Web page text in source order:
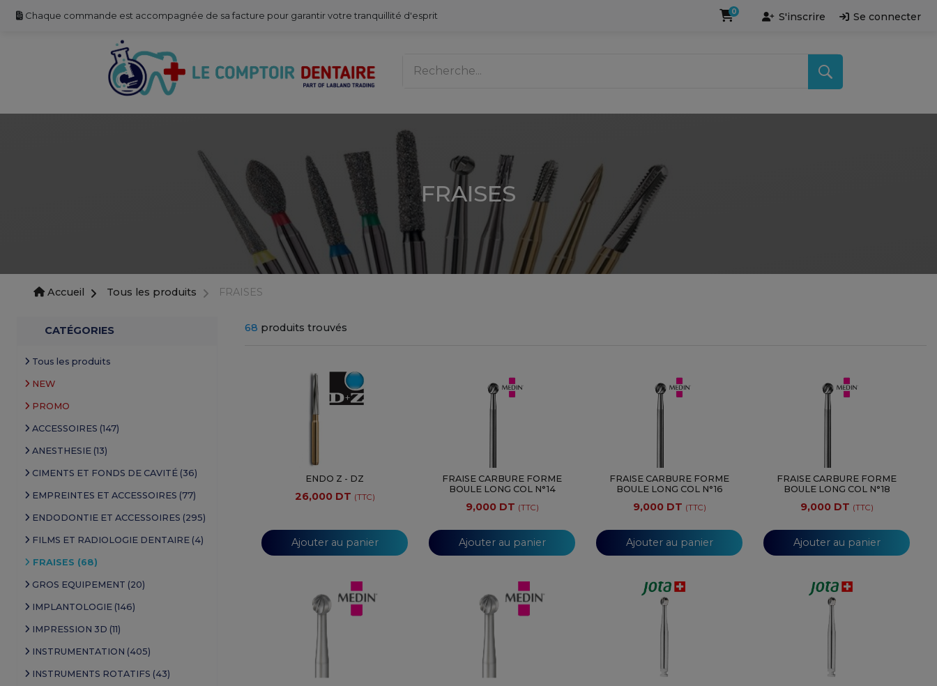
Chaque commande est accompagnée de sa facture pour garantir votre tranquillité d'esprit 0 S'inscrire Se connecter
FRAISES
Accueil Tous les produits FRAISES
CATÉGORIES
Tous les produits
NEW
PROMO
ACCESSOIRES (147)
ANESTHESIE (13)
CIMENTS ET FONDS DE CAVITÉ (36)
EMPREINTES ET ACCESSOIRES (77)
ENDODONTIE ET ACCESSOIRES (295)
FILMS ET RADIOLOGIE DENTAIRE (4)
FRAISES (68)
GROS EQUIPEMENT (20)
IMPLANTOLOGIE (146)
IMPRESSION 3D (11)
INSTRUMENTATION (405)
INSTRUMENTS ROTATIFS (43)
68 produits trouvés
ENDO Z - DZ
26,000 DT (TTC)
Ajouter au panier
FRAISE CARBURE FORME
BOULE LONG COL N°14
9,000 DT (TTC)
Ajouter au panier
FRAISE CARBURE FORME
BOULE LONG COL N°16
9,000 DT (TTC)
Ajouter au panier
FRAISE CARBURE FORME
BOULE LONG COL N°18
9,000 DT (TTC)
Ajouter au panier